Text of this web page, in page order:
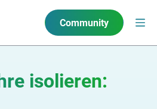
Community
isolieren: